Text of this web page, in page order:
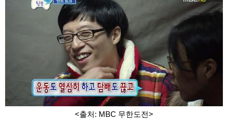
<출처: MBC 무한도전>